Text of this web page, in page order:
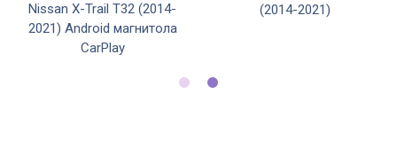
Nissan X-Trail T32 (2014-
2021) Android магнитола
CarPlay
(2014-2021)